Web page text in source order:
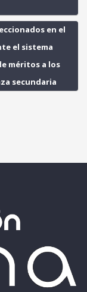
en el
el sistema
méritos a los
secundaria